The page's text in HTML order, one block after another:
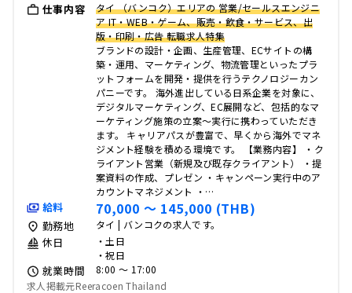
仕事内容
タイ （バンコク）エリアの 営業/セールスエンジニ
ア IT・WEB・ゲーム、販売・飲食・サービス、出
版・印刷・広告 転職求人特集
ブランドの設計・企画、生産管理、ECサイトの構
築・運用、マーケティング、物流管理といったプラ
ットフォームを開発・提供を行うテクノロジーカン
パニーです。 海外進出している日系企業を対象に、
デジタルマーケティング、EC展開など、包括的なマ
ーケティング施策の立案〜実行に携わっていただき
ます。 キャリアパスが豊富で、早くから海外でマネ
ジメント経験を積める環境です。 【業務内容】 ・ク
ライアント営業（新規及び既存クライアント） ・提
案資料の作成、プレゼン ・キャンペーン実行中のア
カウントマネジメント ・…
給料 70,000 〜 145,000 (THB)
勤務地 タイ | バンコクの求人です。
休日
・土日
・祝日
就業時間
8:00 〜 17:00
求人掲載元Reeracoen Thailand